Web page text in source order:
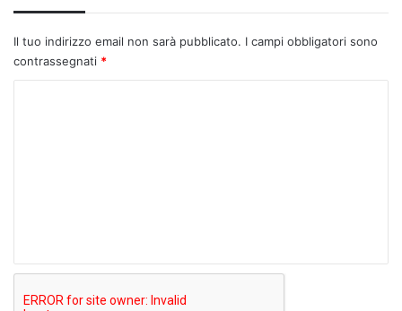
Il tuo indirizzo email non sarà pubblicato. I campi obbligatori sono
contrassegnati *